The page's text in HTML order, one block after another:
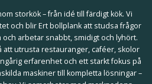
storkök – från idé till färdigt kök. Vi
och blir Ert bollplank att studsa frågor
arbetar snabbt, smidigt och lyhört.
att utrusta restauranger, caféer, skolor
erfarenhet och ett starkt fokus på
maskiner till kompletta lösningar –